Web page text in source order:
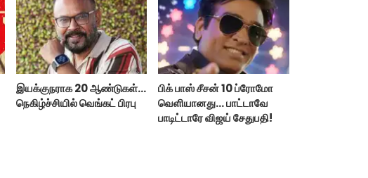
இயக்குநராக 20 ஆண்டுகள்...
நெகிழ்ச்சியில் வெங்கட் பிரபு
பிக் பாஸ் சீசன் 10 ப்ரோமோ
வெளியானது... பாட்டாவே
பாடிட்டாரே விஜய் சேதுபதி!